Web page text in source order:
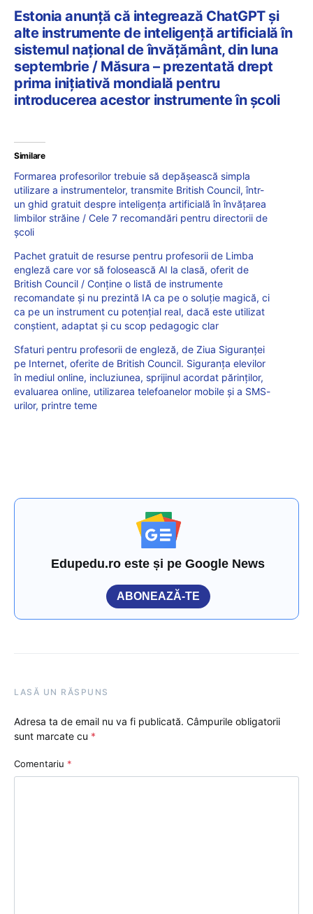
Estonia anunță că integrează ChatGPT și
alte instrumente de inteligență artificială în
sistemul național de învățământ, din luna
septembrie / Măsura – prezentată drept
prima inițiativă mondială pentru
introducerea acestor instrumente în școli
Similare
Formarea profesorilor trebuie să depășească simpla
utilizare a instrumentelor, transmite British Council, într-
un ghid gratuit despre inteligența artificială în învățarea
limbilor străine / Cele 7 recomandări pentru directorii de
școli
Pachet gratuit de resurse pentru profesorii de Limba
engleză care vor să folosească AI la clasă, oferit de
British Council / Conține o listă de instrumente
recomandate și nu prezintă IA ca pe o soluție magică, ci
ca pe un instrument cu potențial real, dacă este utilizat
conștient, adaptat și cu scop pedagogic clar
Sfaturi pentru profesorii de engleză, de Ziua Siguranței
pe Internet, oferite de British Council. Siguranța elevilor
în mediul online, incluziunea, sprijinul acordat părinților,
evaluarea online, utilizarea telefoanelor mobile și a SMS-
urilor, printre teme
Edupedu.ro este și pe Google News
ABONEAZĂ-TE
LASĂ UN RĂSPUNS
Adresa ta de email nu va fi publicată. Câmpurile obligatorii
sunt marcate cu *
Comentariu *